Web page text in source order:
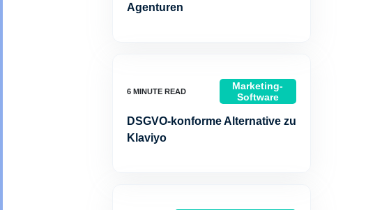
Agenturen
Marketing-
Software
DSGVO-konforme Alternative zu
Klaviyo